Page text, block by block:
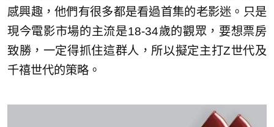
感興趣，他們有很多都是看過首集的老影迷。只是
現今電影市場的主流是18-34歲的觀眾，要想票房
致勝，一定得抓住這群人，所以擬定主打Z世代及
千禧世代的策略。